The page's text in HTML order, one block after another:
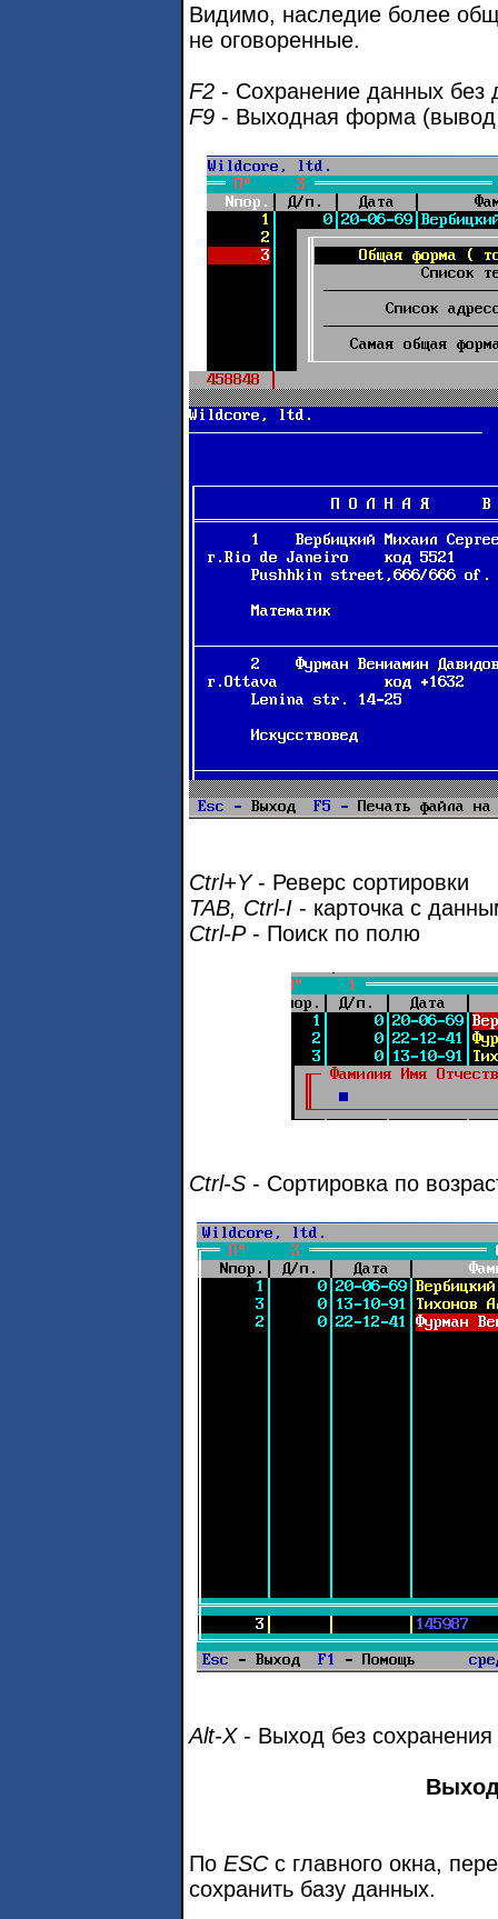
Видимо, наследие более
не оговоренные.
F2 - Сохранение данных без
F9 - Выходная форма (вывод
Ctrl+Y- Реверс сортировки
TAB, Ctrl-I - карточка с
Ctrl-P- Поиск по полю
Ctrl-S - Сортировка по
Alt-X- Выход без сохранения
По ESCс главного окна,
сохранить базу данных.